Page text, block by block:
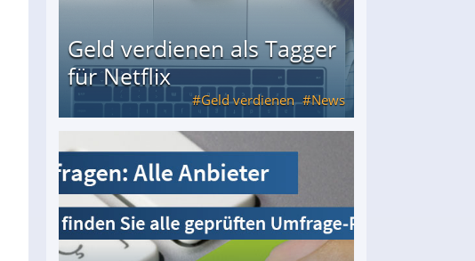
Geld verdienen als Tagger
für Netflix
Geld verdienen News